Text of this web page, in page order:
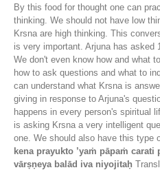
By this food for thought one can
thinking. We should not have low
Krsna are high thinking. This
is very important. Arjuna has asked
We don't even know how and what
how to ask questions and what to
can understand what Krsna is
giving in response to Arjuna's
happens in every person's spiritual
is asking Krsna a very intelligent
one. We should also have this type
kena prayukto ’yaṁ pāpaṁ
vārṣṇeya balād iva niyojitaḥ